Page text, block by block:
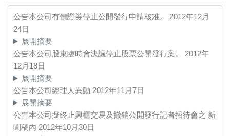
公告本公司有價證券停止公開發行申請核准。 2012年12月
24日
展開摘要
公告本公司股東臨時會決議停止股票公開發行案。 2012年
12月18日
展開摘要
公告本公司經理人異動 2012年11月7日
展開摘要
公告本公司擬終止興櫃交易及撤銷公開發行記者招待會之 新
聞稿內 2012年10月30日